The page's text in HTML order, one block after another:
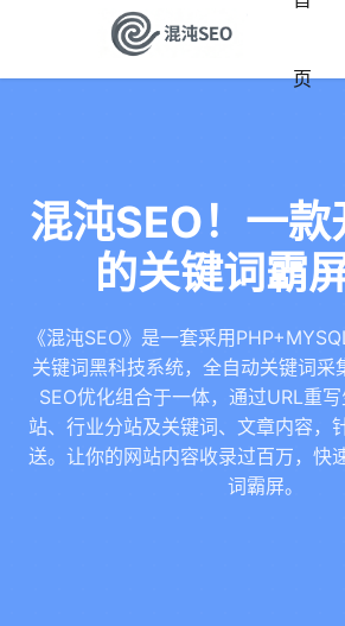
页
混沌SEO！一
的关键词霸
《混沌SEO》是一套采用
关键词黑科技系统，全自动关键词采
SEO优化组合于一体，通过URL重
站、行业分站及关键词、文章内容，
送。让你的网站内容收录过百万，快
词霸屏。